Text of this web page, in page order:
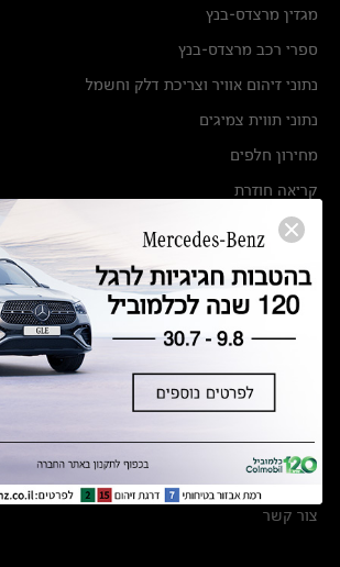
מגזין מרצדס-בנץ
ספרי רכב מרצדס-בנץ
נתוני זיהום אוויר וצריכת דלק וחשמל
נתוני תווית צמיגים
מחירון חלפים
קריאה חוזרת
הודעה על הטבות לרכבי מרצדס בהסדר פשרה בתצ 56447-02-19
תקנון ימי מכירות 120 לכלמוביל
מצאו אותנו
אולמות תצוגה
מרכזי שירות
צור קשר